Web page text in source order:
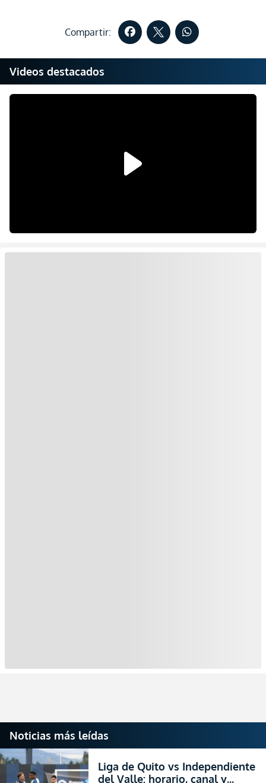
Compartir:
Videos destacados
Noticias más leídas
Liga de Quito vs Independiente
del Valle: horario, canal y